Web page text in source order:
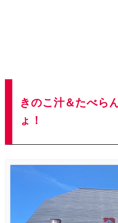
きのこ汁＆たべら
ょ！